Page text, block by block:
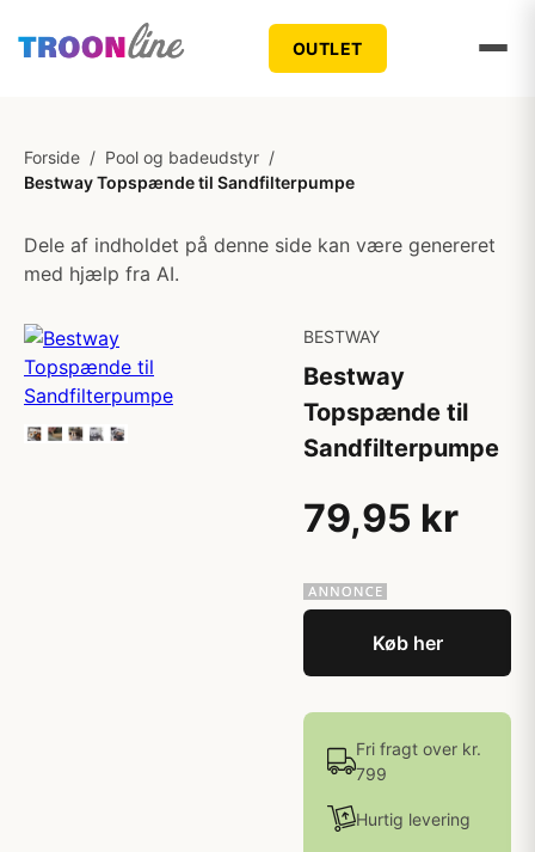
OUTLET
Forside / Pool og badeudstyr /
Bestway Topspænde til Sandfilterpumpe
Dele af indholdet på denne side kan være genereret
med hjælp fra AI.
BESTWAY
Bestway
Topspænde til
Sandfilterpumpe
79,95 kr
Køb her
Fri fragt over kr.
799
Hurtig levering